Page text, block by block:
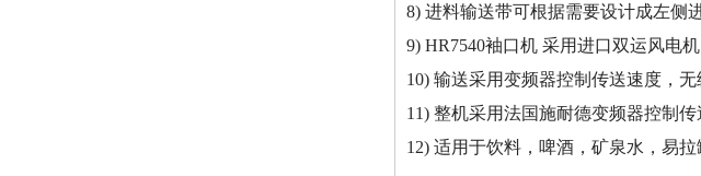
8) 进料输送带可根据需要设计成左侧
9) HR7540袖口机 采用进口双运风电
10) 输送采用变频器控制传送速度，无
11) 整机采用法国施耐德变频器控制传
12) 适用于饮料，啤酒，矿泉水，易